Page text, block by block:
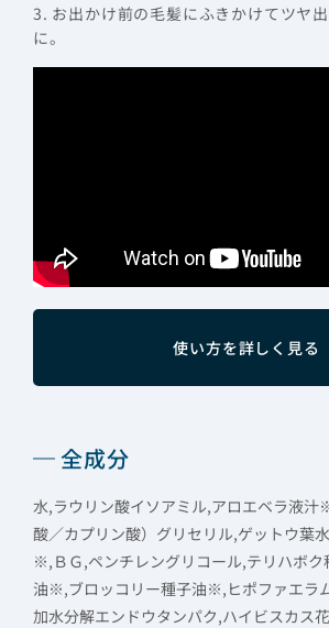
3. お出かけ前の毛髪にふきかけてツヤ
に。
使い方を詳しく見る
全成分
水,ラウリン酸イソアミル,アロエベラ液
酸／カプリン酸）グリセリル,ゲットウ葉
※,ＢＧ,ペンチレングリコール,テリハボク
油※,ブロッコリー種子油※,ヒポファエラ
加水分解エンドウタンパク,ハイビスカス